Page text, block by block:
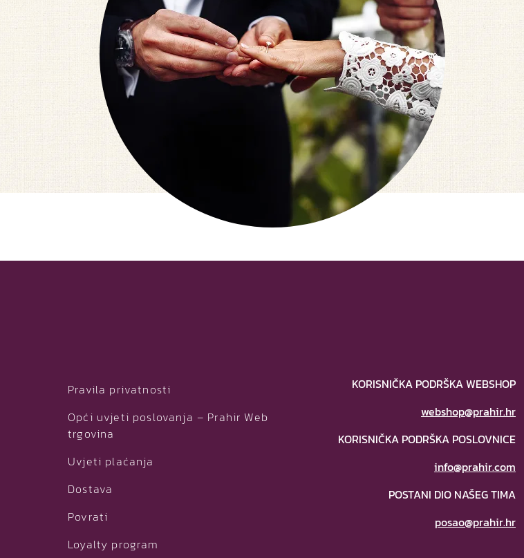
Pravila privatnosti
Opći uvjeti poslovanja – Prahir Web
trgovina
Uvjeti plaćanja
Dostava
Povrati
Loyalty program
KORISNIČKA PODRŠKA WEBSHOP
webshop@prahir.hr
KORISNIČKA PODRŠKA POSLOVNICE
info@prahir.com
POSTANI DIO NAŠEG TIMA
posao@prahir.hr